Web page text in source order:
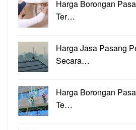
Harga Borongan
Ter…
Harga Jasa Pasang
Secara…
Harga Borongan
Te…